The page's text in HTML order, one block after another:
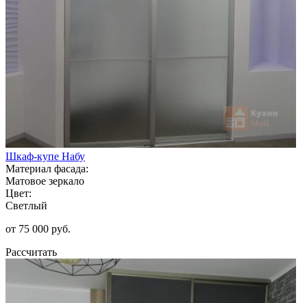
Шкаф-купе Набу
Материал фасада:
Матовое зеркало
Цвет:
Светлый
от 75 000 руб.
Рассчитать